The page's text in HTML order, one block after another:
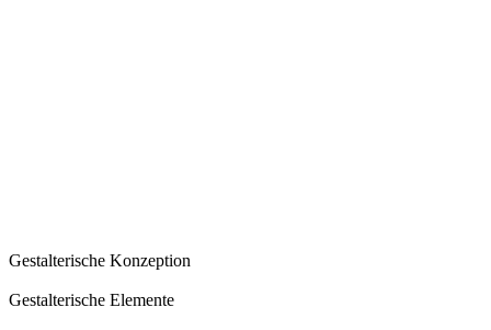
Gestalterische Konzeption
Gestalterische Elemente